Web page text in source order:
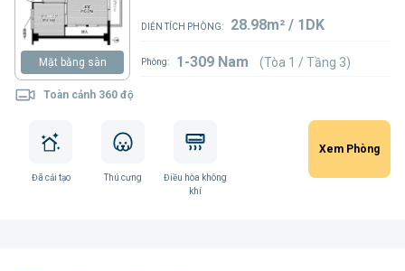
Mặt bằng sàn
Toàn cảnh 360 độ
DIỆN TÍCH PHÒNG: 28.98m² / 1DK
Phòng: 1-309 Nam (Tòa 1 / Tầng 3)
Đã cải tạo Thú cưng
Điều hòa không
khí
Xem Phòng